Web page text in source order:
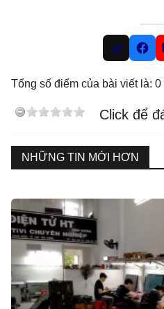
Tổng số điểm của bài viết là:
Click để
NHỮNG TIN MỚI HƠN